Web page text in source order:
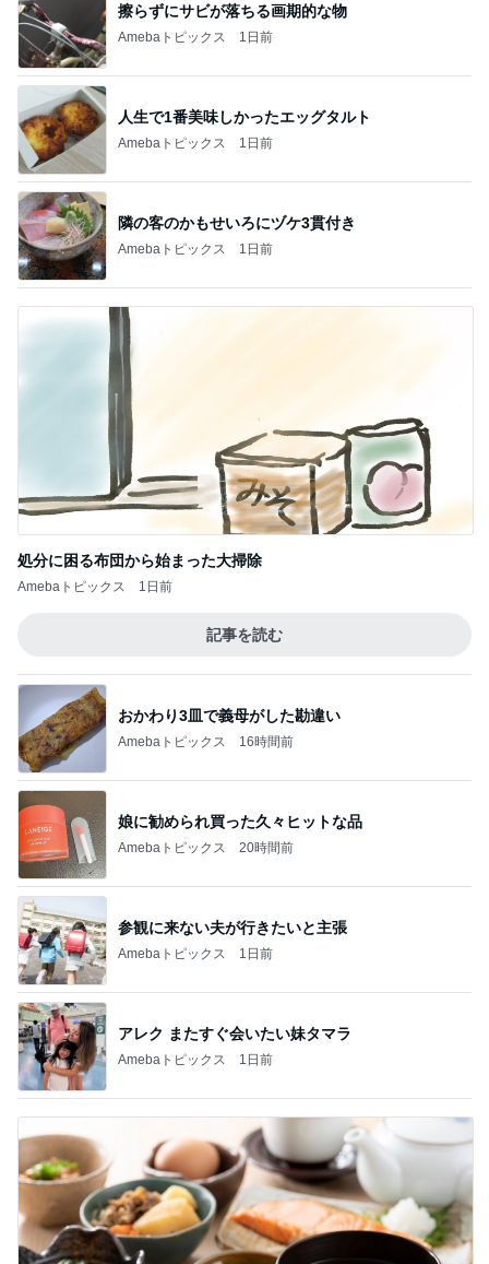
擦らずにサビが落ちる画期的な物
Amebaトピックス 1日前
人生で1番美味しかったエッグタルト
Amebaトピックス 1日前
隣の客のかもせいろにヅケ3貫付き
Amebaトピックス 1日前
処分に困る布団から始まった大掃除
Amebaトピックス 1日前
記事を読む
おかわり3皿で義母がした勘違い
Amebaトピックス 16時間前
娘に勧められ買った久々ヒットな品
Amebaトピックス 20時間前
参観に来ない夫が行きたいと主張
Amebaトピックス 1日前
アレク またすぐ会いたい妹タマラ
Amebaトピックス 1日前